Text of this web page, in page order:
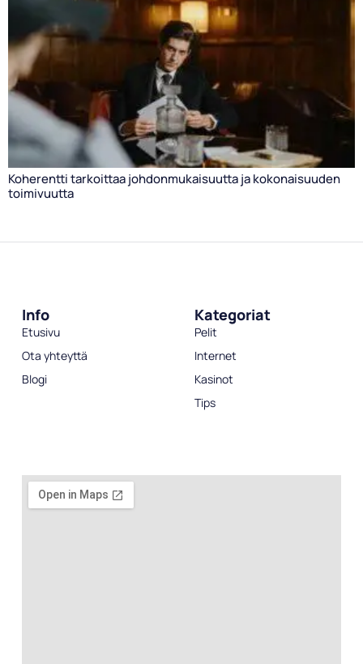
Koherentti tarkoittaa johdonmukaisuutta ja kokonaisuuden
toimivuutta
Info
Etusivu
Ota yhteyttä
Blogi
Kategoriat
Pelit
Internet
Kasinot
Tips